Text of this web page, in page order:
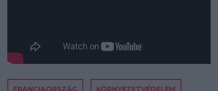
FRANCIAORSZÁG KÖRNYEZETVÉDELEM